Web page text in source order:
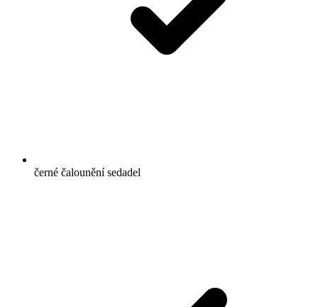
černé čalounění sedadel